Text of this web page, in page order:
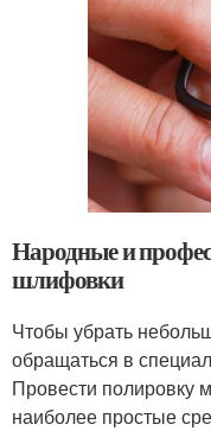
Народные и
шлифовки
Чтобы убрать
обращаться в
Провести полировку
наиболее простые